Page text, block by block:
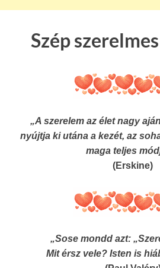
Szép
„A szerelem az élet nagy
nyújtja ki utána a kezét, az
maga teljes
(Erskine)
„Sose mondd azt:
Mit érsz vele? Isten is